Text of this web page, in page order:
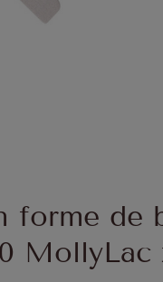
forme de
MollyLac